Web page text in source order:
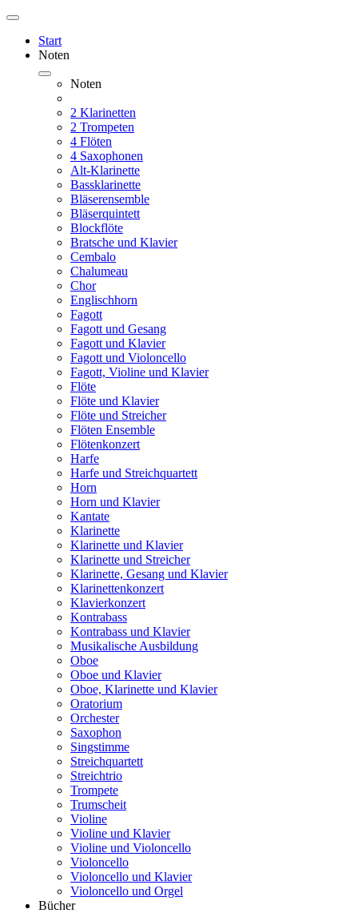
Start
Noten
Noten
2 Klarinetten
2 Trompeten
4 Flöten
4 Saxophonen
Alt-Klarinette
Bassklarinette
Bläserensemble
Bläserquintett
Blockflöte
Bratsche und Klavier
Cembalo
Chalumeau
Chor
Englischhorn
Fagott
Fagott und Gesang
Fagott und Klavier
Fagott und Violoncello
Fagott, Violine und Klavier
Flöte
Flöte und Klavier
Flöte und Streicher
Flöten Ensemble
Flötenkonzert
Harfe
Harfe und Streichquartett
Horn
Horn und Klavier
Kantate
Klarinette
Klarinette und Klavier
Klarinette und Streicher
Klarinette, Gesang und Klavier
Klarinettenkonzert
Klavierkonzert
Kontrabass
Kontrabass und Klavier
Musikalische Ausbildung
Oboe
Oboe und Klavier
Oboe, Klarinette und Klavier
Oratorium
Orchester
Saxophon
Singstimme
Streichquartett
Streichtrio
Trompete
Trumscheit
Violine
Violine und Klavier
Violine und Violoncello
Violoncello
Violoncello und Klavier
Violoncello und Orgel
Bücher